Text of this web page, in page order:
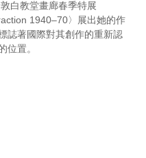
白教堂畫廊春季特展
1940–70〉展出她的作
誌著國際對其創作的重新認
位置。